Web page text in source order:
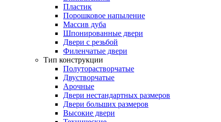
Пластик
Порошковое напыление
Массив дуба
Шпонированные двери
Двери с резьбой
Филенчатые двери
Тип конструкции
Полуторастворчатые
Двустворчатые
Арочные
Двери нестандартных размеров
Двери больших размеров
Высокие двери